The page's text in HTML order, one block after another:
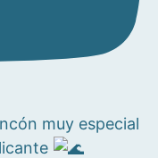
muy especial